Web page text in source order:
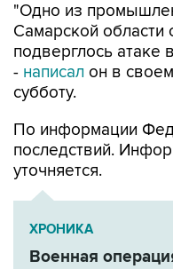
"Одно из
Самарской области
подверглось атаке
- написал он в
субботу.
По информации
последствий.
уточняется.
ХРОНИКА
Военная